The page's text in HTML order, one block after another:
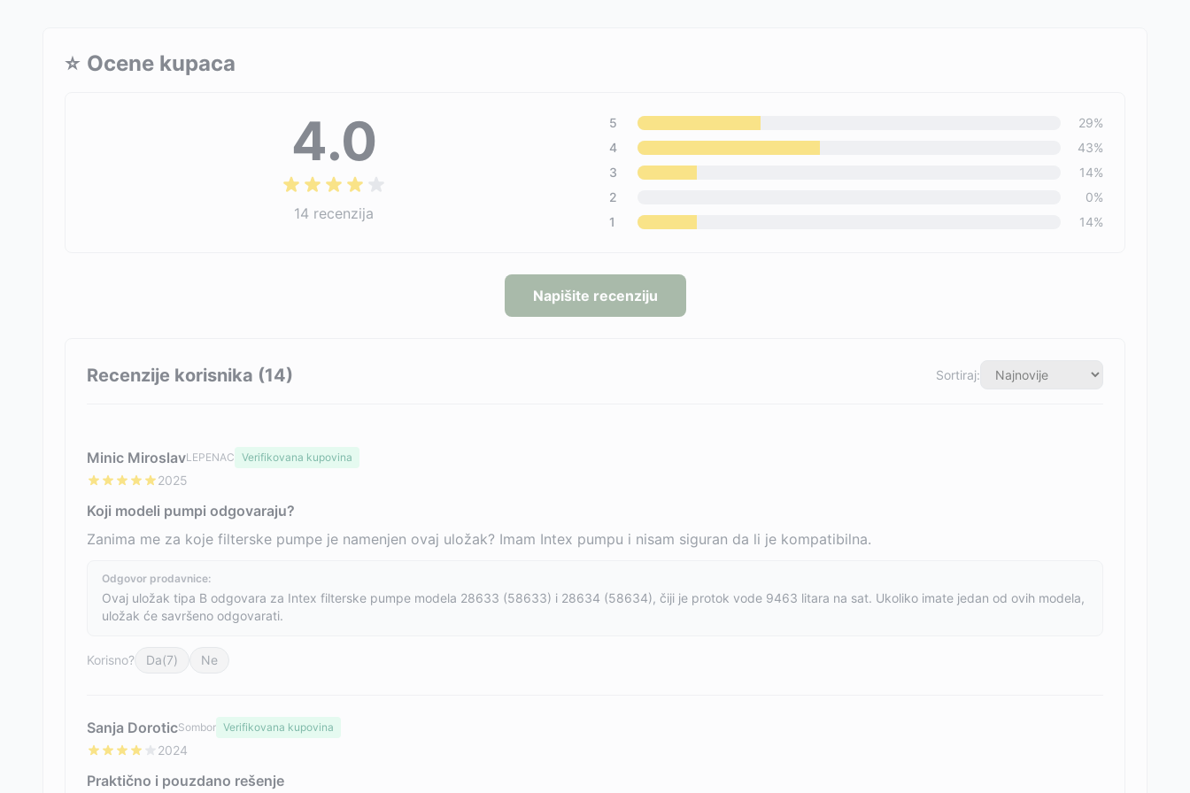
⭐ Ocene kupaca
4.0
14 recenzija
5 29%
4
43%
3
14%
2
0%
1
14%
Napišite recenziju
Recenzije korisnika (14) Sortiraj:
Minic MiroslavLEPENAC Verifikovana kupovina
2025
Koji modeli pumpi odgovaraju?
Zanima me za koje filterske pumpe je namenjen ovaj uložak? Imam Intex pumpu i nisam siguran da li je kompatibilna.
Odgovor prodavnice:
Ovaj uložak tipa B odgovara za Intex filterske pumpe modela 28633 (58633) i 28634 (58634), čiji je protok vode 9463 litara na sat. Ukoliko imate jedan od ovih modela,
uložak će savršeno odgovarati.
Korisno? Da(7) Ne
Sanja DoroticSombor Verifikovana kupovina
2024
Praktično i pouzdano rešenje